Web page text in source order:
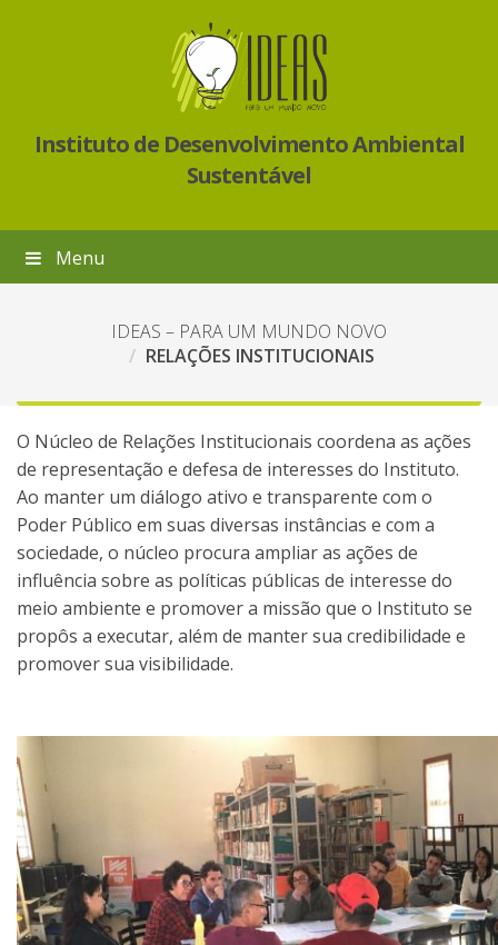
Instituto de Desenvolvimento Ambiental
Sustentável
Menu
IDEAS – PARA UM MUNDO NOVO
RELAÇÕES INSTITUCIONAIS
O Núcleo de Relações Institucionais coordena as ações
de representação e defesa de interesses do Instituto.
Ao manter um diálogo ativo e transparente com o
Poder Público em suas diversas instâncias e com a
sociedade, o núcleo procura ampliar as ações de
influência sobre as políticas públicas de interesse do
meio ambiente e promover a missão que o Instituto se
propôs a executar, além de manter sua credibilidade e
promover sua visibilidade.